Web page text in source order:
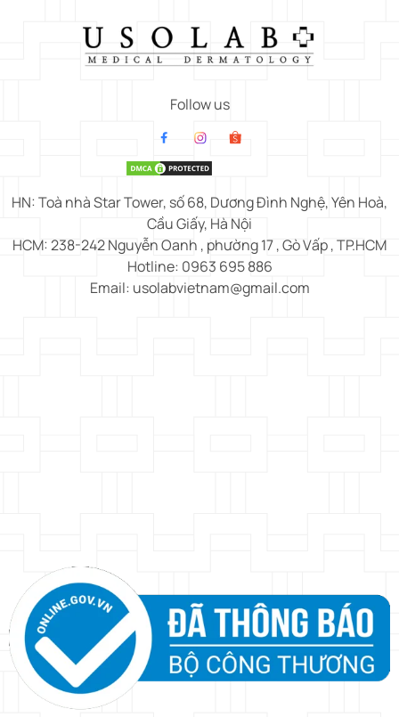
Follow us
HN: Toà nhà Star Tower, số 68, Dương Đình Nghệ, Yên Hoà,
Cầu Giấy, Hà Nội
HCM: 238-242 Nguyễn Oanh , phường 17 , Gò Vấp , TP.HCM
Hotline: 0963 695 886
Email: usolabvietnam@gmail.com